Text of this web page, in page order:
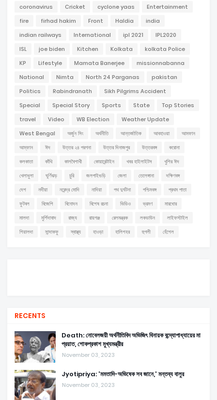
coronavirus Cricket cyclone yaas
Entertainment
fire
firhad hakim Front Haldia
india
indian railways
International ipl 2021
IPL2020
ISL
joe biden Kitchen Kolkata
kolkata Police
KP
Lifestyle Mamata Banerjee
missionnabanna
National
Nimta North 24 Parganas
pakistan
Politics
Rabindranath
Sikh Pilgrims Accident
Special
Special Story Sports State
Top Stories
travel
Video WB Election
Weather Update
West Bengal
অর্জুন সিং অর্থনীতি আন্তর্জাতিক আবহাওয়া
আমফান
আম্ফান
ঈদ উত্তর ২৪ পরগনা উত্তর দিনাজপুর উত্তরবঙ্গ
করোনা
কলকাতা
কাঁথি কালবৈশাখী কোয়ারেন্টাইন খবর হাইলাইটস
খুশির ঈদ
খেলাধুলা
ঘূর্ণিঝড় চুরি জলপাইগুড়ি জেলা তেলেঙ্গানা
দক্ষিণবঙ্গ
দেশ
নদীয়া নরেন্দ্র মোদি নাদিয়া পথ দুর্ঘটনা পশ্চিমবঙ্গ
প্রথম পাতা
ফুটবল
বিজেপি বিনোদন বিশেষ রচনা ভিডিও ভ্রমণ
মারধোর
মালদা
মুর্শিদাবাদ রাজ্য রায়গঞ্জ রেলমন্ত্রক লকডাউন
লাইফস্টাইল
শিয়ালদা
সান্দাকফু স্বাস্থ্য হাওড়া হালিশহর হুগলী হেঁশেল
RECENTS
Death: নোবেলজয়ী অর্থনীতিবিদ অভিজিৎ বিনায়ক বন্দ্যোপাধ্যায়ের মা
প্রয়াত, শোকপ্রকাশ মুখ্যমন্ত্রীর
November 03, 2023
Jyotipriya: 'মমতাদি-অভিষেক সব জানে,' মন্তব্য বালুর
November 03, 2023